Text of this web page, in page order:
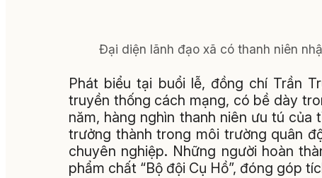
Đại diện lãnh đạo xã có thanh niên
Phát biểu tại buổi lễ, đồng chí Trần
truyền thống cách mạng, có bề dày
năm, hàng nghìn thanh niên ưu tú của
trưởng thành trong môi trường quân
chuyên nghiệp. Những người hoàn
phẩm chất “Bộ đội Cụ Hồ”, đóng góp